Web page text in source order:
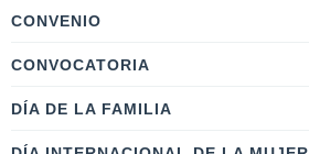
CONVENIO
CONVOCATORIA
DÍA DE LA FAMILIA